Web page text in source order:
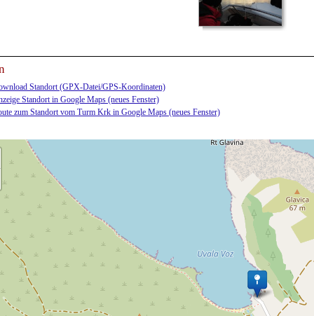
Standort (GPX-Datei/GPS-Koordinaten)
Standort in Google Maps (neues Fenster)
zum Standort vom Turm Krk in Google Maps (neues Fenster)